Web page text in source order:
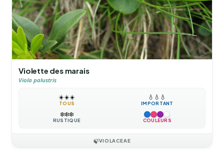
Violette des marais
Viola palustris
☀️☀️☀️
TOUS
💧 💧 💧
IMPORTANT
❄️❄️❄️
RUSTIQUE COULEURS
🍃VIOLACEAE